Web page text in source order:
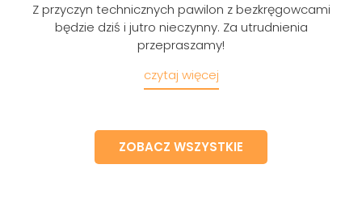
Z przyczyn technicznych pawilon z bezkręgowcami
będzie dziś i jutro nieczynny. Za utrudnienia
przepraszamy!
czytaj więcej
ZOBACZ WSZYSTKIE